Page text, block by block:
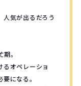
気が出るだろう
。
るオペレーショ
になる。